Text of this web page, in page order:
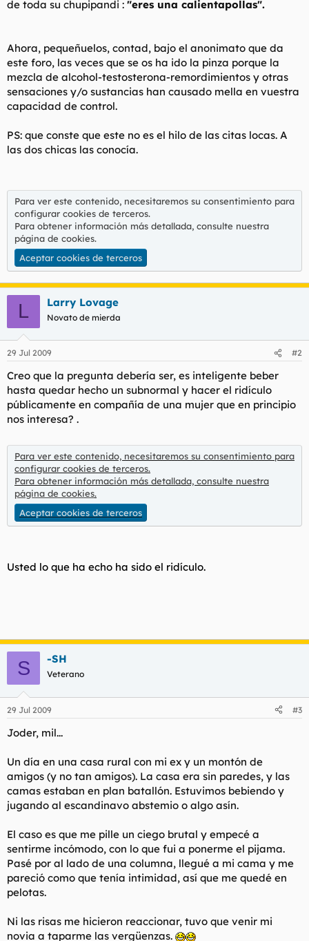
de toda su chupipandi : "eres una calientapollas".
Ahora, pequeñuelos, contad, bajo el anonimato que da
este foro, las veces que se os ha ido la pinza porque la
mezcla de alcohol-testosterona-remordimientos y otras
sensaciones y/o sustancias han causado mella en vuestra
capacidad de control.
PS: que conste que este no es el hilo de las citas locas. A
las dos chicas las conocía.
Para ver este contenido, necesitaremos su consentimiento para
configurar cookies de terceros.
Para obtener información más detallada, consulte nuestra
página de cookies.
Aceptar cookies de terceros
L Larry Lovage
Novato de mierda
29 Jul 2009 #2
Creo que la pregunta debería ser, es inteligente beber
hasta quedar hecho un subnormal y hacer el ridículo
públicamente en compañía de una mujer que en principio
nos interesa? .
Para ver este contenido, necesitaremos su consentimiento para
configurar cookies de terceros.
Para obtener información más detallada, consulte nuestra
página de cookies.
Aceptar cookies de terceros
Usted lo que ha echo ha sido el ridículo.
S -SH
Veterano
29 Jul 2009 #3
Joder, mil...
Un día en una casa rural con mi ex y un montón de
amigos (y no tan amigos). La casa era sin paredes, y las
camas estaban en plan batallón. Estuvimos bebiendo y
jugando al escandinavo abstemio o algo asín.
El caso es que me pille un ciego brutal y empecé a
sentirme incómodo, con lo que fui a ponerme el pijama.
Pasé por al lado de una columna, llegué a mi cama y me
pareció como que tenía intimidad, así que me quedé en
pelotas.
Ni las risas me hicieron reaccionar, tuvo que venir mi
novia a taparme las vergüenzas.